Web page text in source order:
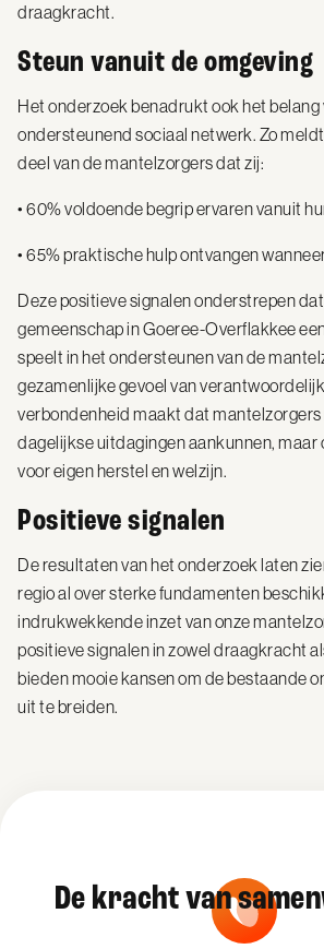
draagkracht.
Steun vanuit de omgeving
Het onderzoek benadrukt ook het belang
ondersteunend sociaal netwerk. Zo
deel van de mantelzorgers dat zij:
• 60% voldoende begrip ervaren vanuit
• 65% praktische hulp ontvangen
Deze positieve signalen onderstrepen
gemeenschap in Goeree-Overflakkee
speelt in het ondersteunen van de
gezamenlijke gevoel van
verbondenheid maakt dat mantelzorgers
dagelijkse uitdagingen aankunnen, maar
voor eigen herstel en welzijn.
Positieve signalen
De resultaten van het onderzoek laten
regio al over sterke fundamenten
indrukwekkende inzet van onze
positieve signalen in zowel draagkracht
bieden mooie kansen om de bestaande
uit te breiden.
De kracht van